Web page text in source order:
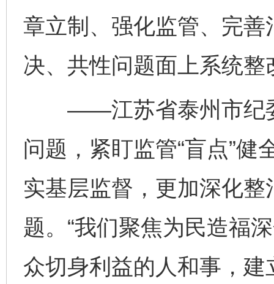
章立制、强化监管、完
决、共性问题面上系统
——江苏省泰州市纪委
问题，紧盯监管“盲点”健
实基层监督，更加深化
题。“我们聚焦为民造福
众切身利益的人和事，建